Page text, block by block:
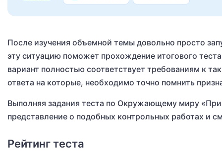
После изучения объемной темы довольно просто
эту ситуацию поможет прохождение итогового
вариант полностью соответствует требованиям к
ответа на которые, необходимо точно помнить
Выполняя задания теста по Окружающему миру
представление о подобных контрольных работах и
Рейтинг теста